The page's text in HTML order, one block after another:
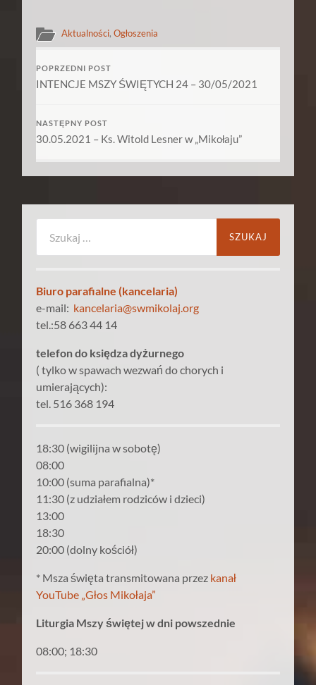
Aktualności,Ogłoszenia
POPRZEDNI POST
INTENCJE MSZY ŚWIĘTYCH 24 – 30/05/2021
NASTĘPNY POST
30.05.2021 – Ks. Witold Lesner w „Mikołaju”
Biuro parafialne (kancelaria)
e-mail: kancelaria@swmikolaj.org
tel.:58 663 44 14
telefon do księdza dyżurnego
( tylko w spawach wezwań do chorych i
umierających):
tel. 516 368 194
18:30 (wigilijna w sobotę)
08:00
10:00 (suma parafialna)*
11:30 (z udziałem rodziców i dzieci)
13:00
18:30
20:00 (dolny kościół)
* Msza święta transmitowana przez kanał
YouTube „Głos Mikołaja”
Liturgia Mszy świętej w dni powszednie
08:00; 18:30